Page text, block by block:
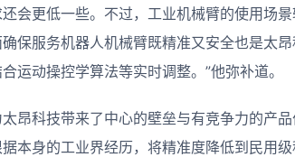
会更低一些。不过，工业机械臂的使用场
保服务机器人机械臂既精准又安全也是太
运动操控学算法等实时调整。”他弥补道。
昂科技带来了中心的壁垒与有竞争力的产
本身的工业界经历，将精准度降低到民用